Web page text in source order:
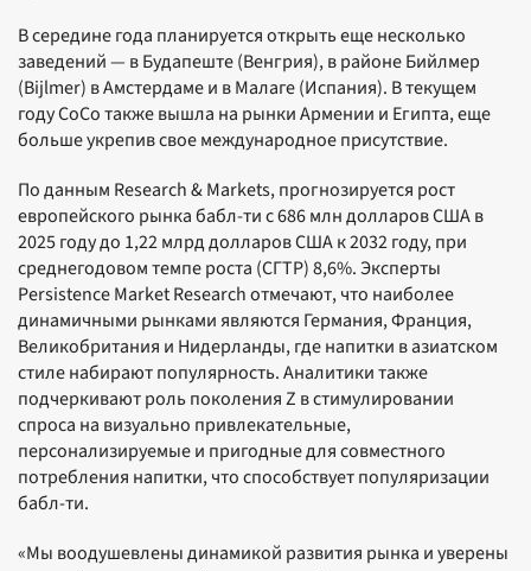
В середине года планируется открыть еще несколько
заведений — в Будапеште (Венгрия), в районе Бийлмер
(Bijlmer) в Амстердаме и в Малаге (Испания). В текущем
году CoCo также вышла на рынки Армении и Египта, еще
больше укрепив свое международное присутствие.
По данным Research & Markets, прогнозируется рост
европейского рынка бабл-ти с 686 млн долларов США в
2025 году до 1,22 млрд долларов США к 2032 году, при
среднегодовом темпе роста (СГТР) 8,6%. Эксперты
Persistence Market Research отмечают, что наиболее
динамичными рынками являются Германия, Франция,
Великобритания и Нидерланды, где напитки в азиатском
стиле набирают популярность. Аналитики также
подчеркивают роль поколения Z в стимулировании
спроса на визуально привлекательные,
персонализируемые и пригодные для совместного
потребления напитки, что способствует популяризации
бабл-ти.
«Мы воодушевлены динамикой развития рынка и уверены